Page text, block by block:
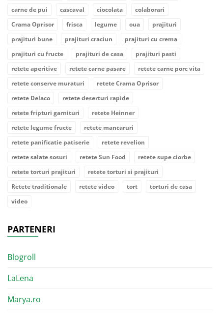
carne de pui
cascaval ciocolata
colaborari
Crama Oprisor
frisca legume oua
prajituri
prajituri bune
prajituri craciun
prajituri cu crema
prajituri cu fructe
prajituri de casa
prajituri pasti
retete aperitive
retete carne pasare
retete carne porc vita
retete conserve muraturi
retete Crama Oprisor
retete Delaco
retete deserturi rapide
retete fripturi garnituri
retete Heinner
retete legume fructe
retete mancaruri
retete panificatie patiserie
retete revelion
retete salate sosuri
retete Sun Food
retete supe ciorbe
retete torturi prajituri
retete torturi si prajituri
Retete traditionale
retete video tort
torturi de casa
video
PARTENERI
Blogroll
LaLena
Marya.ro